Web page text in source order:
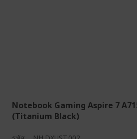
Notebook Gaming Aspire 7
(Titanium Black)